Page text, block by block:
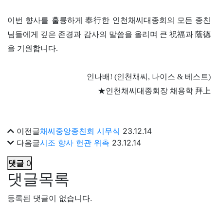
이번 향사를 훌륭하게 奉行한 인천채씨대종회의 모든 종친
님들에게 깊은 존경과 감사의 말씀을 올리며 큰 祝福과 蔭德
을 기원합니다.
인나배! (인천채씨, 나이스 & 베스트)
★인천채씨대종회장 채용학 拜上
이전글채씨중앙종친회 시무식 23.12.14
다음글시조 향사 헌관 위촉 23.12.14
댓글 0
댓글목록
등록된 댓글이 없습니다.